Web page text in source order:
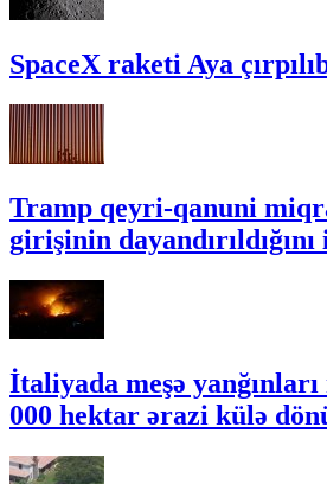
SpaceX raketi Aya
Tramp qeyri-qanuni
girişinin
İtaliyada meşə
000 hektar ərazi külə